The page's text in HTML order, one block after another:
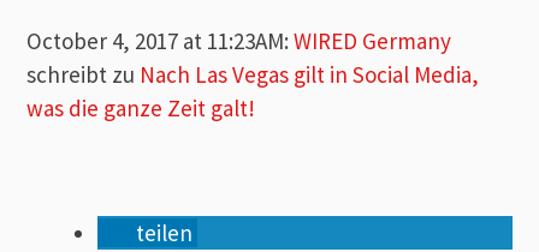
October 4, 2017 at 11:23AM:WIRED Germany
schreibt zu Nach Las Vegas gilt in Social Media,
was die ganze Zeit galt!
teilen